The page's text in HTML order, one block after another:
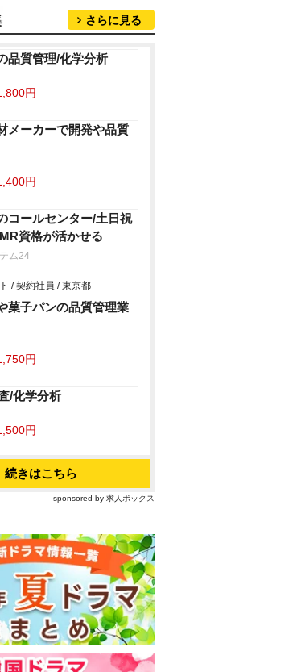
さらに見る
品質管理/化学分析
円
メーカーで開発や品質
円
コールセンター/土日祝
資格が活かせる
ム24
/ 契約社員 / 東京都
菓子パンの品質管理業
円
/化学分析
円
続きはこちら
sponsored by 求人ボックス